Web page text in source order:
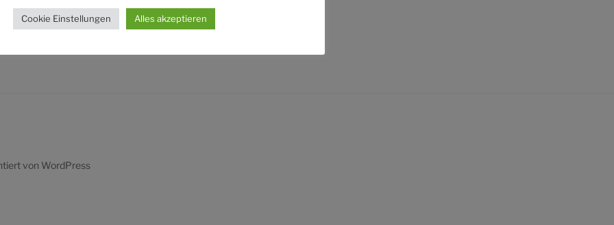
von WordPress
Cookie Einstellungen Alles akzeptieren